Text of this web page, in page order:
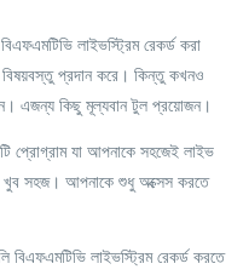
লাইভস্ট্রিম রেকর্ড করা
বিষয়বস্তু প্রদান করে। কিন্তু কখনও
এজন্য কিছু মূল্যবান টুল প্রয়োজন।
প্রোগ্রাম যা আপনাকে সহজেই লাইভ
খুব সহজ। আপনাকে শুধু অক্সেস করতে
বিএফএমটিভি লাইভস্ট্রিম রেকর্ড করতে